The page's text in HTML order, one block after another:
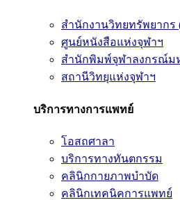
สำนักงานวิทยทรัพยากร
ศูนย์หนังสือแห่งจุฬาฯ
สำนักพิมพ์จุฬาลงกรณ์ม
สถานีวิทยุแห่งจุฬาฯ
บริการทางการแพทย์
โอสถศาลา
บริการทางทันตกรรม
คลินิกกายภาพบำบัด
คลินิกเทคนิคการแพทย์